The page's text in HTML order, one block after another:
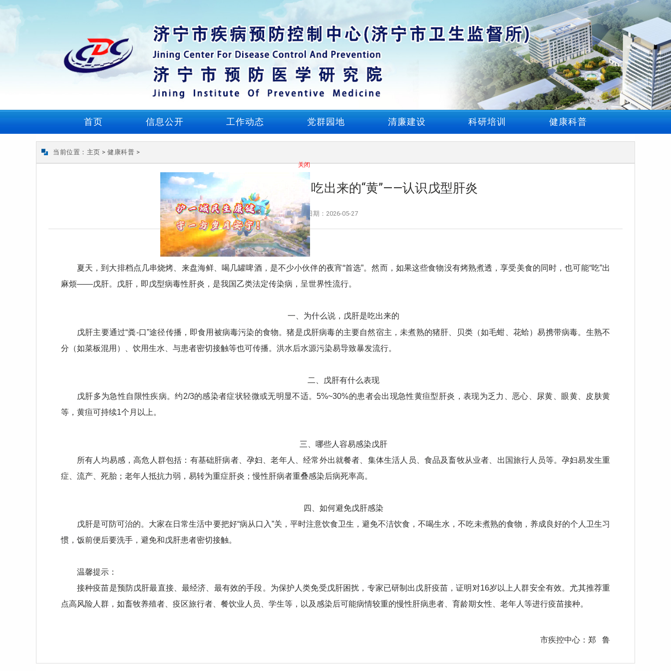
关闭
首页 信息公开 工作动态 党群园地 清廉建设 科研培训 健康科普
当前位置： 主页 > 健康科普 >
【儒乡护幼•济时种】吃出来的“黄”——认识戊型肝炎
日期：2026-05-27
夏天，到大排档点几串烧烤、来盘海鲜、喝几罐啤酒，是不少小伙伴的夜宵“首选”。然而，如果这些食物没有烤熟煮透，享受美食的同时，也可能“吃”出
麻烦——戊肝。戊肝，即戊型病毒性肝炎，是我国乙类法定传染病，呈世界性流行。
一、为什么说，戊肝是吃出来的
戊肝主要通过“粪-口”途径传播，即食用被病毒污染的食物。猪是戊肝病毒的主要自然宿主，未煮熟的猪肝、贝类（如毛蚶、花蛤）易携带病毒。生熟不
分（如菜板混用）、饮用生水、与患者密切接触等也可传播。洪水后水源污染易导致暴发流行。
二、戊肝有什么表现
戊肝多为急性自限性疾病。约2/3的感染者症状轻微或无明显不适。5%~30%的患者会出现急性黄疸型肝炎，表现为乏力、恶心、尿黄、眼黄、皮肤黄
等，黄疸可持续1个月以上。
三、哪些人容易感染戊肝
所有人均易感，高危人群包括：有基础肝病者、孕妇、老年人、经常外出就餐者、集体生活人员、食品及畜牧从业者、出国旅行人员等。孕妇易发生重
症、流产、死胎；老年人抵抗力弱，易转为重症肝炎；慢性肝病者重叠感染后病死率高。
四、如何避免戊肝感染
戊肝是可防可治的。大家在日常生活中要把好“病从口入”关，平时注意饮食卫生，避免不洁饮食，不喝生水，不吃未煮熟的食物，养成良好的个人卫生习
惯，饭前便后要洗手，避免和戊肝患者密切接触。
温馨提示：
接种疫苗是预防戊肝最直接、最经济、最有效的手段。为保护人类免受戊肝困扰，专家已研制出戊肝疫苗，证明对16岁以上人群安全有效。尤其推荐重
点高风险人群，如畜牧养殖者、疫区旅行者、餐饮业人员、学生等，以及感染后可能病情较重的慢性肝病患者、育龄期女性、老年人等进行疫苗接种。
市疾控中心：郑 鲁